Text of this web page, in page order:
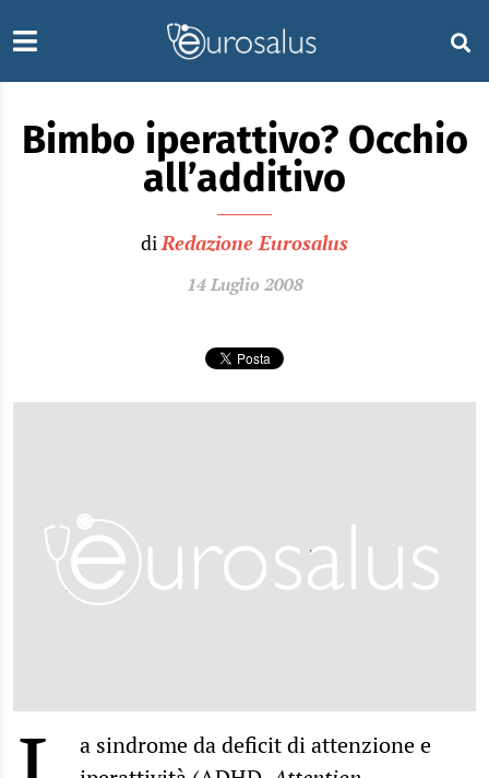
Bimbo iperattivo? Occhio
all’additivo
diRedazione Eurosalus
14 Luglio 2008
a sindrome da deficit di attenzione e